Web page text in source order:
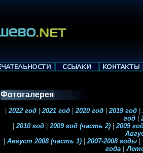
Фотогалерея
2022 год 2021 год 2020 год 2019 год
год
2010 год 2009 год (часть 2)
2009
Август 2008 (часть 1) 2007-2008 годы
года